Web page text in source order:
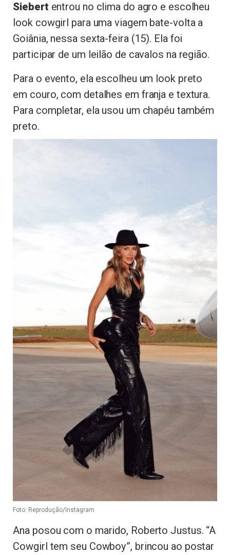
Siebert entrou no clima do agro e escolheu
look cowgirl para uma viagem bate-volta a
Goiânia, nessa sexta-feira (15). Ela foi
participar de um leilão de cavalos na região.
Para o evento, ela escolheu um look preto
em couro, com detalhes em franja e textura.
Para completar, ela usou um chapéu também
preto.
Foto: Reprodução/Instagram
Ana posou com o marido, Roberto Justus. “A
Cowgirl tem seu Cowboy”, brincou ao postar